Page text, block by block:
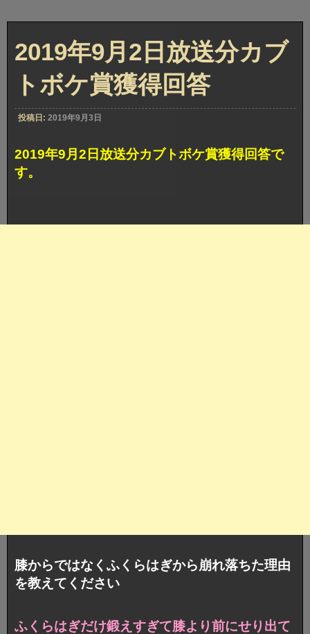
2019年9月2日放送分カブ
トボケ賞獲得回答
投稿日: 2019年9月3日
2019年9月2日放送分カブトボケ賞獲得回答で
す。
膝からではなくふくらはぎから崩れ落ちた理由
を教えてください
ふくらはぎだけ鍛えすぎて膝より前にせり出て